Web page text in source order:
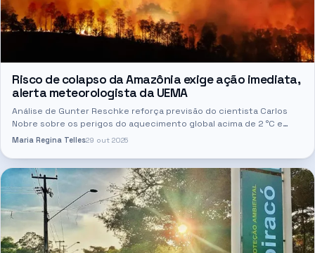
Risco de colapso da Amazônia exige ação imediata,
alerta meteorologista da UEMA
Análise de Gunter Reschke reforça previsão do cientista Carlos
Nobre sobre os perigos do aquecimento global acima de 2 °C e
alerta para consequências irreversíveis na Amazônia e na vida…
Maria Regina Telles29 out 2025